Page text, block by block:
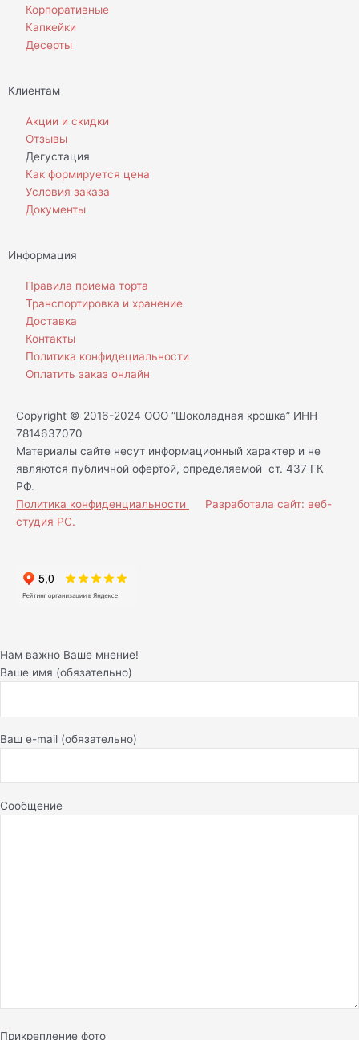
Корпоративные
Капкейки
Десерты
Клиентам
Акции и скидки
Отзывы
Дегустация
Как формируется цена
Условия заказа
Документы
Информация
Правила приема торта
Транспортировка и хранение
Доставка
Контакты
Политика конфидециальности
Оплатить заказ онлайн
Copyright © 2016-2024 ООО “Шоколадная крошка” ИНН
7814637070
Материалы сайте несут информационный характер и не
являются публичной офертой, определяемой ст. 437 ГК
РФ.
Политика конфиденциальности
Разработала сайт: веб-
студия РС.
Нам важно Ваше мнение!
Ваше имя (обязательно)
Ваш e-mail (обязательно)
Сообщение
Прикрепление фото